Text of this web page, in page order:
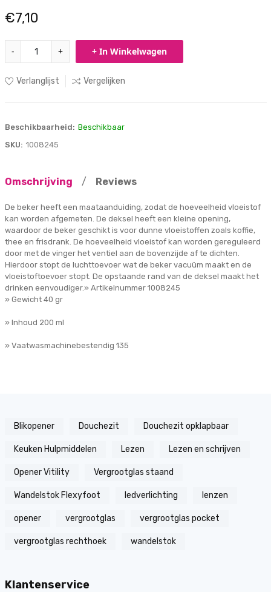
€7,10
- + + In Winkelwagen
Verlanglijst Vergelijken
Beschikbaarheid: Beschikbaar
SKU: 1008245
Omschrijving / Reviews
De beker heeft een maataanduiding, zodat de hoeveelheid vloeistof
kan worden afgemeten. De deksel heeft een kleine opening,
waardoor de beker geschikt is voor dunne vloeistoffen zoals koffie,
thee en frisdrank. De hoeveelheid vloeistof kan worden gereguleerd
door met de vinger het ventiel aan de bovenzijde af te dichten.
Hierdoor stopt de luchttoevoer wat de beker vacuüm maakt en de
vloeistoftoevoer stopt. De opstaande rand van de deksel maakt het
drinken eenvoudiger.» Artikelnummer 1008245
» Gewicht 40 gr
» Inhoud 200 ml
» Vaatwasmachinebestendig 135
Blikopener Douchezit Douchezit opklapbaar
Keuken Hulpmiddelen Lezen Lezen en schrijven
Opener Vitility Vergrootglas staand
Wandelstok Flexyfoot ledverlichting lenzen
opener vergrootglas vergrootglas pocket
vergrootglas rechthoek wandelstok
Klantenservice